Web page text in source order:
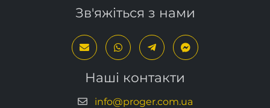
Зв'яжіться з нами
Наші контакти
info@proger.com.ua